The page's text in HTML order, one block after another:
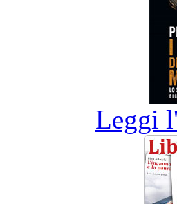
Leggi